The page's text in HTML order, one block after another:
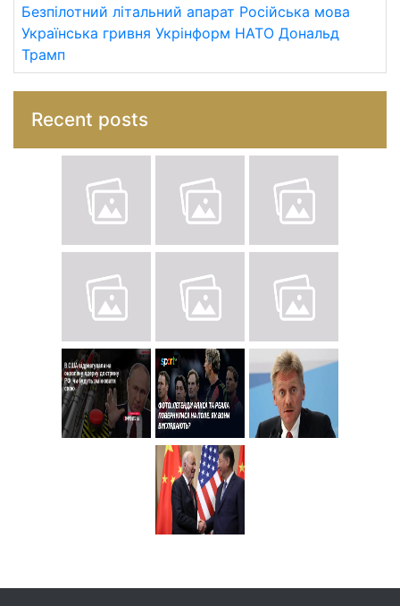
Безпілотний літальний апарат Російська мова
Українська гривня Укрінформ НАТО Дональд
Трамп
Recent posts